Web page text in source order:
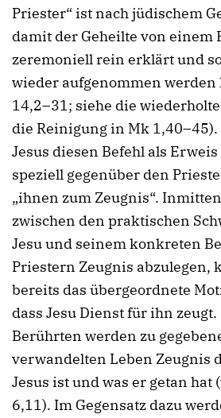
Priester“ ist nach jüdischem
damit der Geheilte von einem
zeremoniell rein erklärt und
wieder aufgenommen werden
14,2–31; siehe die
die Reinigung in Mk
Jesus diesen Befehl als
speziell gegenüber den
„ihnen zum Zeugnis“.
zwischen den praktischen
Jesu und seinem konkreten
Priestern Zeugnis abzulegen,
bereits das übergeordnete
dass Jesu Dienst für ihn zeugt.
Berührten werden zu
verwandelten Leben Zeugnis
Jesus ist und was er getan hat
6,11). Im Gegensatz dazu